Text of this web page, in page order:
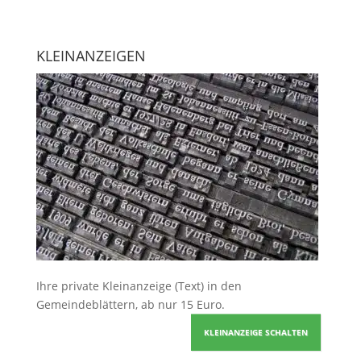
KLEINANZEIGEN
Ihre private Kleinanzeige (Text) in den
Gemeindeblättern, ab nur 15 Euro.
KLEINANZEIGE SCHALTEN